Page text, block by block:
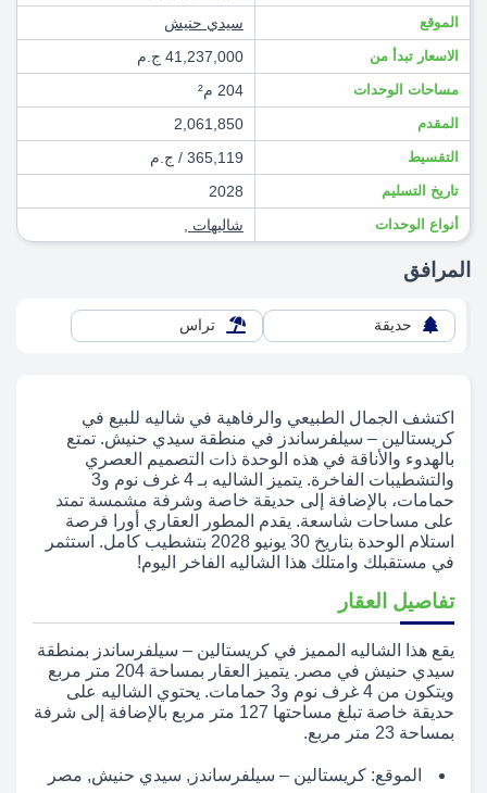
الموقع سيدي حنيش
الاسعار تبدأ من 41,237,000 ج.م
مساحات الوحدات 204 م²
المقدم 2,061,850
التقسيط 365,119 / ج.م
تاريخ التسليم 2028
أنواع الوحدات شاليهات
المرافق
حديقة تراس
اكتشف الجمال الطبيعي والرفاهية في شاليه للبيع في
كريستالين – سيلفرساندز في منطقة سيدي حنيش. تمتع
بالهدوء والأناقة في هذه الوحدة ذات التصميم العصري
والتشطيبات الفاخرة. يتميز الشاليه بـ 4 غرف نوم و3
حمامات، بالإضافة إلى حديقة خاصة وشرفة مشمسة تمتد
على مساحات شاسعة. يقدم المطور العقاري أورا فرصة
استلام الوحدة بتاريخ 30 يونيو 2028 بتشطيب كامل. استثمر
في مستقبلك وامتلك هذا الشاليه الفاخر اليوم!
تفاصيل العقار
يقع هذا الشاليه المميز في كريستالين – سيلفرساندز بمنطقة
سيدي حنيش في مصر. يتميز العقار بمساحة 204 متر مربع
ويتكون من 4 غرف نوم و3 حمامات. يحتوي الشاليه على
حديقة خاصة تبلغ مساحتها 127 متر مربع بالإضافة إلى شرفة
بمساحة 23 متر مربع.
الموقع: كريستالين – سيلفرساندز, سيدي حنيش, مصر